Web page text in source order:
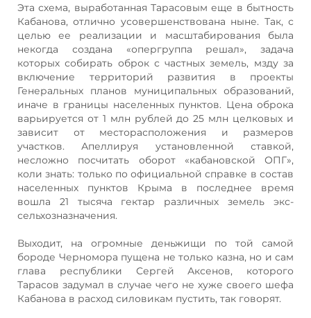
Эта схема, выработанная Тарасовым еще в бытность
Кабанова, отлично усовершенствована ныне. Так, с
целью ее реализации и масштабирования была
некогда создана «опергруппа решал», задача
которых собирать оброк с частных земель, мзду за
включение территорий развития в проекты
Генеральных планов муниципальных образований,
иначе в границы населенных пунктов. Цена оброка
варьируется от 1 млн рублей до 25 млн целковых и
зависит от месторасположения и размеров
участков. Апеллируя установленной ставкой,
несложно посчитать оборот «кабановской ОПГ»,
коли знать: только по официальной справке в состав
населенных пунктов Крыма в последнее время
вошла 21 тысяча гектар различных земель экс-
сельхозназначения.
Выходит, на огромные деньжищи по той самой
бороде Черномора пущена не только казна, но и сам
глава республики Сергей Аксенов, которого
Тарасов задумал в случае чего не хуже своего шефа
Кабанова в расход силовикам пустить, так говорят.